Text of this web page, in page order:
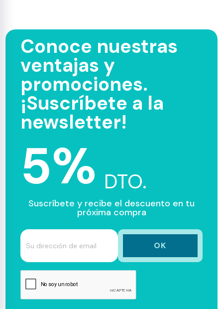
Conoce nuestras
ventajas y
promociones.
¡Suscríbete a la
newsletter!
5% DTO.
Suscríbete y recibe el descuento en tu
próxima compra